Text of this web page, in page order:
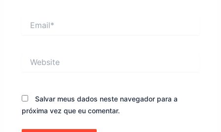
Salvar meus dados neste navegador para a
próxima vez que eu comentar.